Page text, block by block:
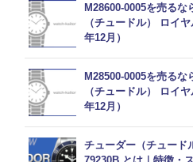
M28600-0005を売るな
（チュードル） ロイ
年12月）
M28500-0005を売るな
（チュードル） ロイ
年12月）
チューダー（チュード